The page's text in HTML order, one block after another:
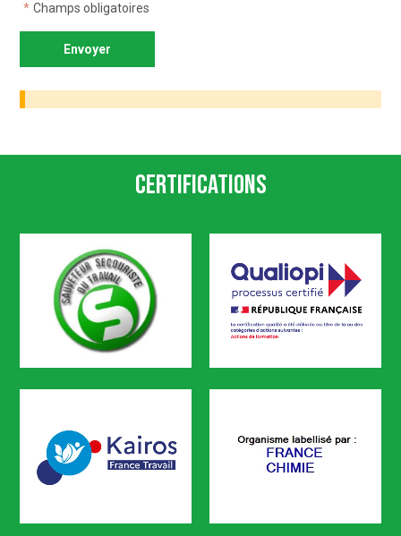
* Champs obligatoires
Certifications
SST Qualiopi
KAIROS FRANCE CHIMIE